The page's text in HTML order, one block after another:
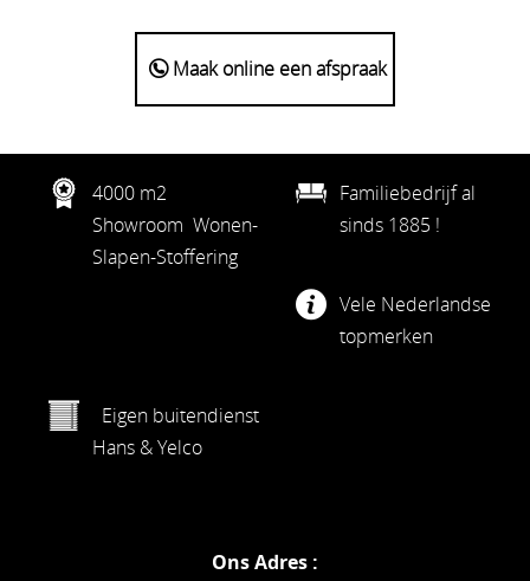
Maak online een afspraak
4000 m2
Showroom Wonen-
Slapen-Stoffering
Familiebedrijf al
sinds 1885 !
Vele Nederlandse
topmerken
Eigen buitendienst
Hans & Yelco
Ons Adres :